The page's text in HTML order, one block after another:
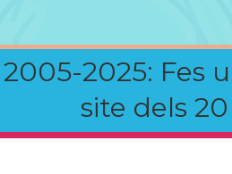
2005-2025: Fes
site dels 20